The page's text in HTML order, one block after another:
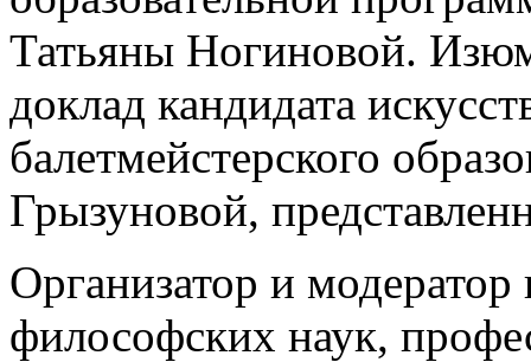
Татьяны Ногиновой.
доклад кандидата
балетмейстерского
Грызуновой,
Организатор и
философских наук,